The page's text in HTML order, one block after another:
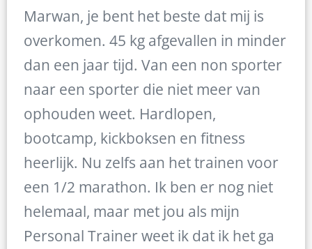
Marwan, je bent het beste dat mij is
overkomen. 45 kg afgevallen in minder
dan een jaar tijd. Van een non sporter
naar een sporter die niet meer van
ophouden weet. Hardlopen,
bootcamp, kickboksen en fitness
heerlijk. Nu zelfs aan het trainen voor
een 1/2 marathon. Ik ben er nog niet
helemaal, maar met jou als mijn
Personal Trainer weet ik dat ik het ga